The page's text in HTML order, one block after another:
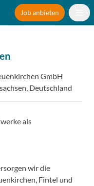
Job anbieten
GmbH
Deutschland
als
wir die
Fintel und